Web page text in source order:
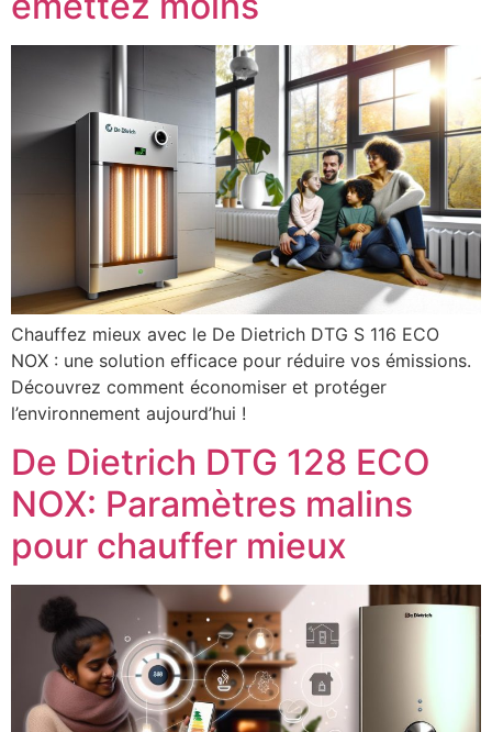
Chauffez mieux avec le De Dietrich DTG S 116 ECO
NOX : une solution efficace pour réduire vos émissions.
Découvrez comment économiser et protéger
l’environnement aujourd’hui !
De Dietrich DTG 128 ECO
NOX: Paramètres malins
pour chauffer mieux